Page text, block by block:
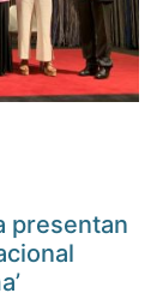
presentan